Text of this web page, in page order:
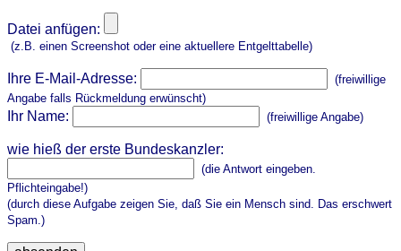
Datei anfügen:
(z.B. einen Screenshot oder eine aktuellere Entgelttabelle)
Ihre E-Mail-Adresse:
(freiwillige
Angabe falls Rückmeldung erwünscht)
Ihr Name: (freiwillige Angabe)
wie hieß der erste Bundeskanzler:
(die Antwort eingeben.
Pflichteingabe!)
(durch diese Aufgabe zeigen Sie, daß Sie ein Mensch sind. Das erschwert
Spam.)